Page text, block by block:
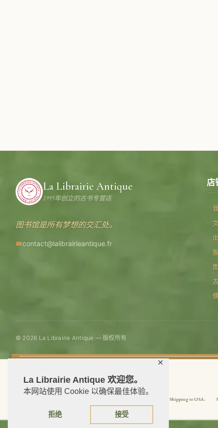
La Librairie Antique 欢迎您。
本网站使用 Cookie 以确保最佳体验。
拒绝 接受
✕
La Librairie Antique
1995年创立的古书专营店
图书馆是所有梦想的交汇处。
contact@lalibrairieantique.fr
店
© 2026 La Librairie Antique — 版权所有
Shipping to USA